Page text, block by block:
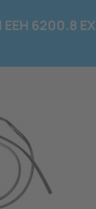
EEH 6200.8 EX